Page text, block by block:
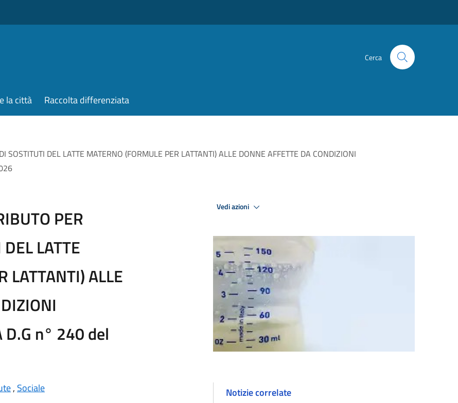
Cerca
la città Raccolta differenziata
SOSTITUTI DEL LATTE MATERNO (FORMULE PER LATTANTI) ALLE DONNE AFFETTE DA CONDIZIONI
PER
LATTE
LATTANTI) ALLE
D.G n° 240 del
, Sociale
Vedi azioni
Notizie correlate